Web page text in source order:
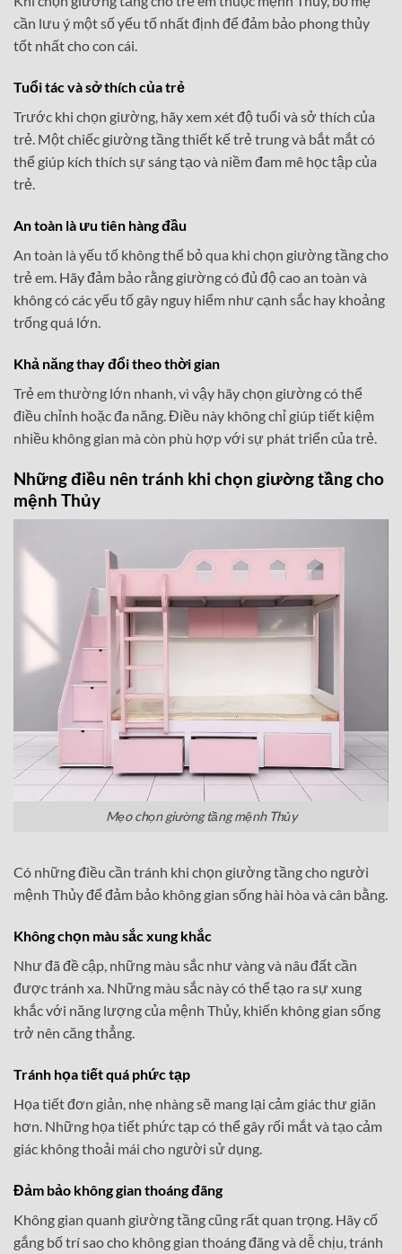
cần lưu ý một số yếu tố nhất định để đảm bảo phong thủy
tốt nhất cho con cái.
Tuổi tác và sở thích của trẻ
Trước khi chọn giường, hãy xem xét độ tuổi và sở thích của
trẻ. Một chiếc giường tầng thiết kế trẻ trung và bắt mắt có
thể giúp kích thích sự sáng tạo và niềm đam mê học tập của
trẻ.
An toàn là ưu tiên hàng đầu
An toàn là yếu tố không thể bỏ qua khi chọn giường tầng cho
trẻ em. Hãy đảm bảo rằng giường có đủ độ cao an toàn và
không có các yếu tố gây nguy hiểm như cạnh sắc hay khoảng
trống quá lớn.
Khả năng thay đổi theo thời gian
Trẻ em thường lớn nhanh, vì vậy hãy chọn giường có thể
điều chỉnh hoặc đa năng. Điều này không chỉ giúp tiết kiệm
nhiều không gian mà còn phù hợp với sự phát triển của trẻ.
Những điều nên tránh khi chọn giường tầng cho
mệnh Thủy
Mẹo chọn giường tầng mệnh Thủy
Có những điều cần tránh khi chọn giường tầng cho người
mệnh Thủy để đảm bảo không gian sống hài hòa và cân bằng.
Không chọn màu sắc xung khắc
Như đã đề cập, những màu sắc như vàng và nâu đất cần
được tránh xa. Những màu sắc này có thể tạo ra sự xung
khắc với năng lượng của mệnh Thủy, khiến không gian sống
trở nên căng thẳng.
Tránh họa tiết quá phức tạp
Họa tiết đơn giản, nhẹ nhàng sẽ mang lại cảm giác thư giãn
hơn. Những họa tiết phức tạp có thể gây rối mắt và tạo cảm
giác không thoải mái cho người sử dụng.
Đảm bảo không gian thoáng đãng
Không gian quanh giường tầng cũng rất quan trọng. Hãy cố
gắng bố trí sao cho không gian thoáng đãng và dễ chịu, tránh